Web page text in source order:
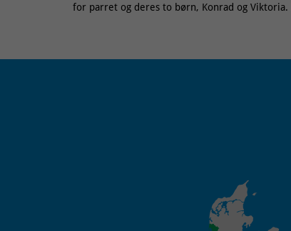
for parret og deres to børn, Konrad og Viktoria.